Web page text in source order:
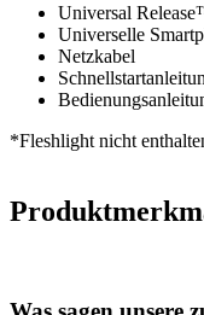
Universal
Universelle
Netzkabel
*Fleshlight nicht